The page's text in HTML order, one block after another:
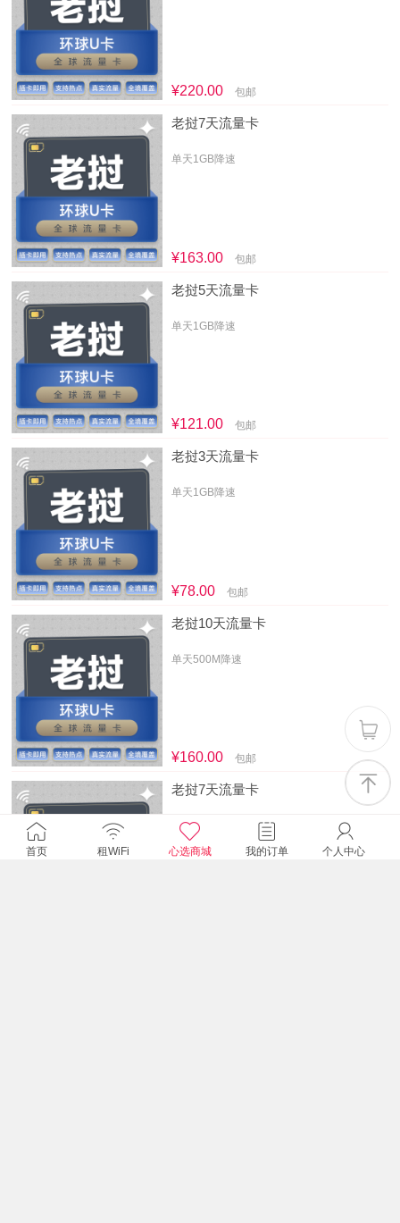
¥220.00 包邮
老挝7天流量卡
单天1GB降速
¥163.00 包邮
老挝5天流量卡
单天1GB降速
¥121.00 包邮
老挝3天流量卡
单天1GB降速
¥78.00 包邮
老挝10天流量卡
单天500M降速
¥160.00 包邮
老挝7天流量卡
单天500M降速
首页 租WiFi 心选商城 我的订单 个人中心